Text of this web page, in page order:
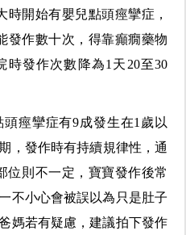
時開始有嬰兒點頭痙攣症，
發作數十次，得靠癲癇藥物
時發作次數降為1天20至30
痙攣症有9成發生在1歲以
，發作時有持續規律性，通
位則不一定，寶寶發作後常
不小心會被誤以為只是肚子
媽若有疑慮，建議拍下發作